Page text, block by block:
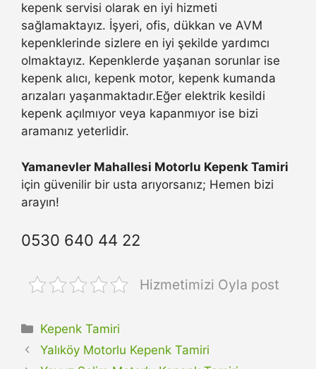
kepenk servisi olarak en iyi hizmeti
sağlamaktayız. İşyeri, ofis, dükkan ve AVM
kepenklerinde sizlere en iyi şekilde yardımcı
olmaktayız. Kepenklerde yaşanan sorunlar ise
kepenk alıcı, kepenk motor, kepenk kumanda
arızaları yaşanmaktadır.Eğer elektrik kesildi
kepenk açılmıyor veya kapanmıyor ise bizi
aramanız yeterlidir.
Yamanevler Mahallesi Motorlu Kepenk Tamiri
için güvenilir bir usta arıyorsanız; Hemen bizi
arayın!
0530 640 44 22
Hizmetimizi Oyla post
Kategoriler
Kepenk Tamiri
Yalıköy Motorlu Kepenk Tamiri